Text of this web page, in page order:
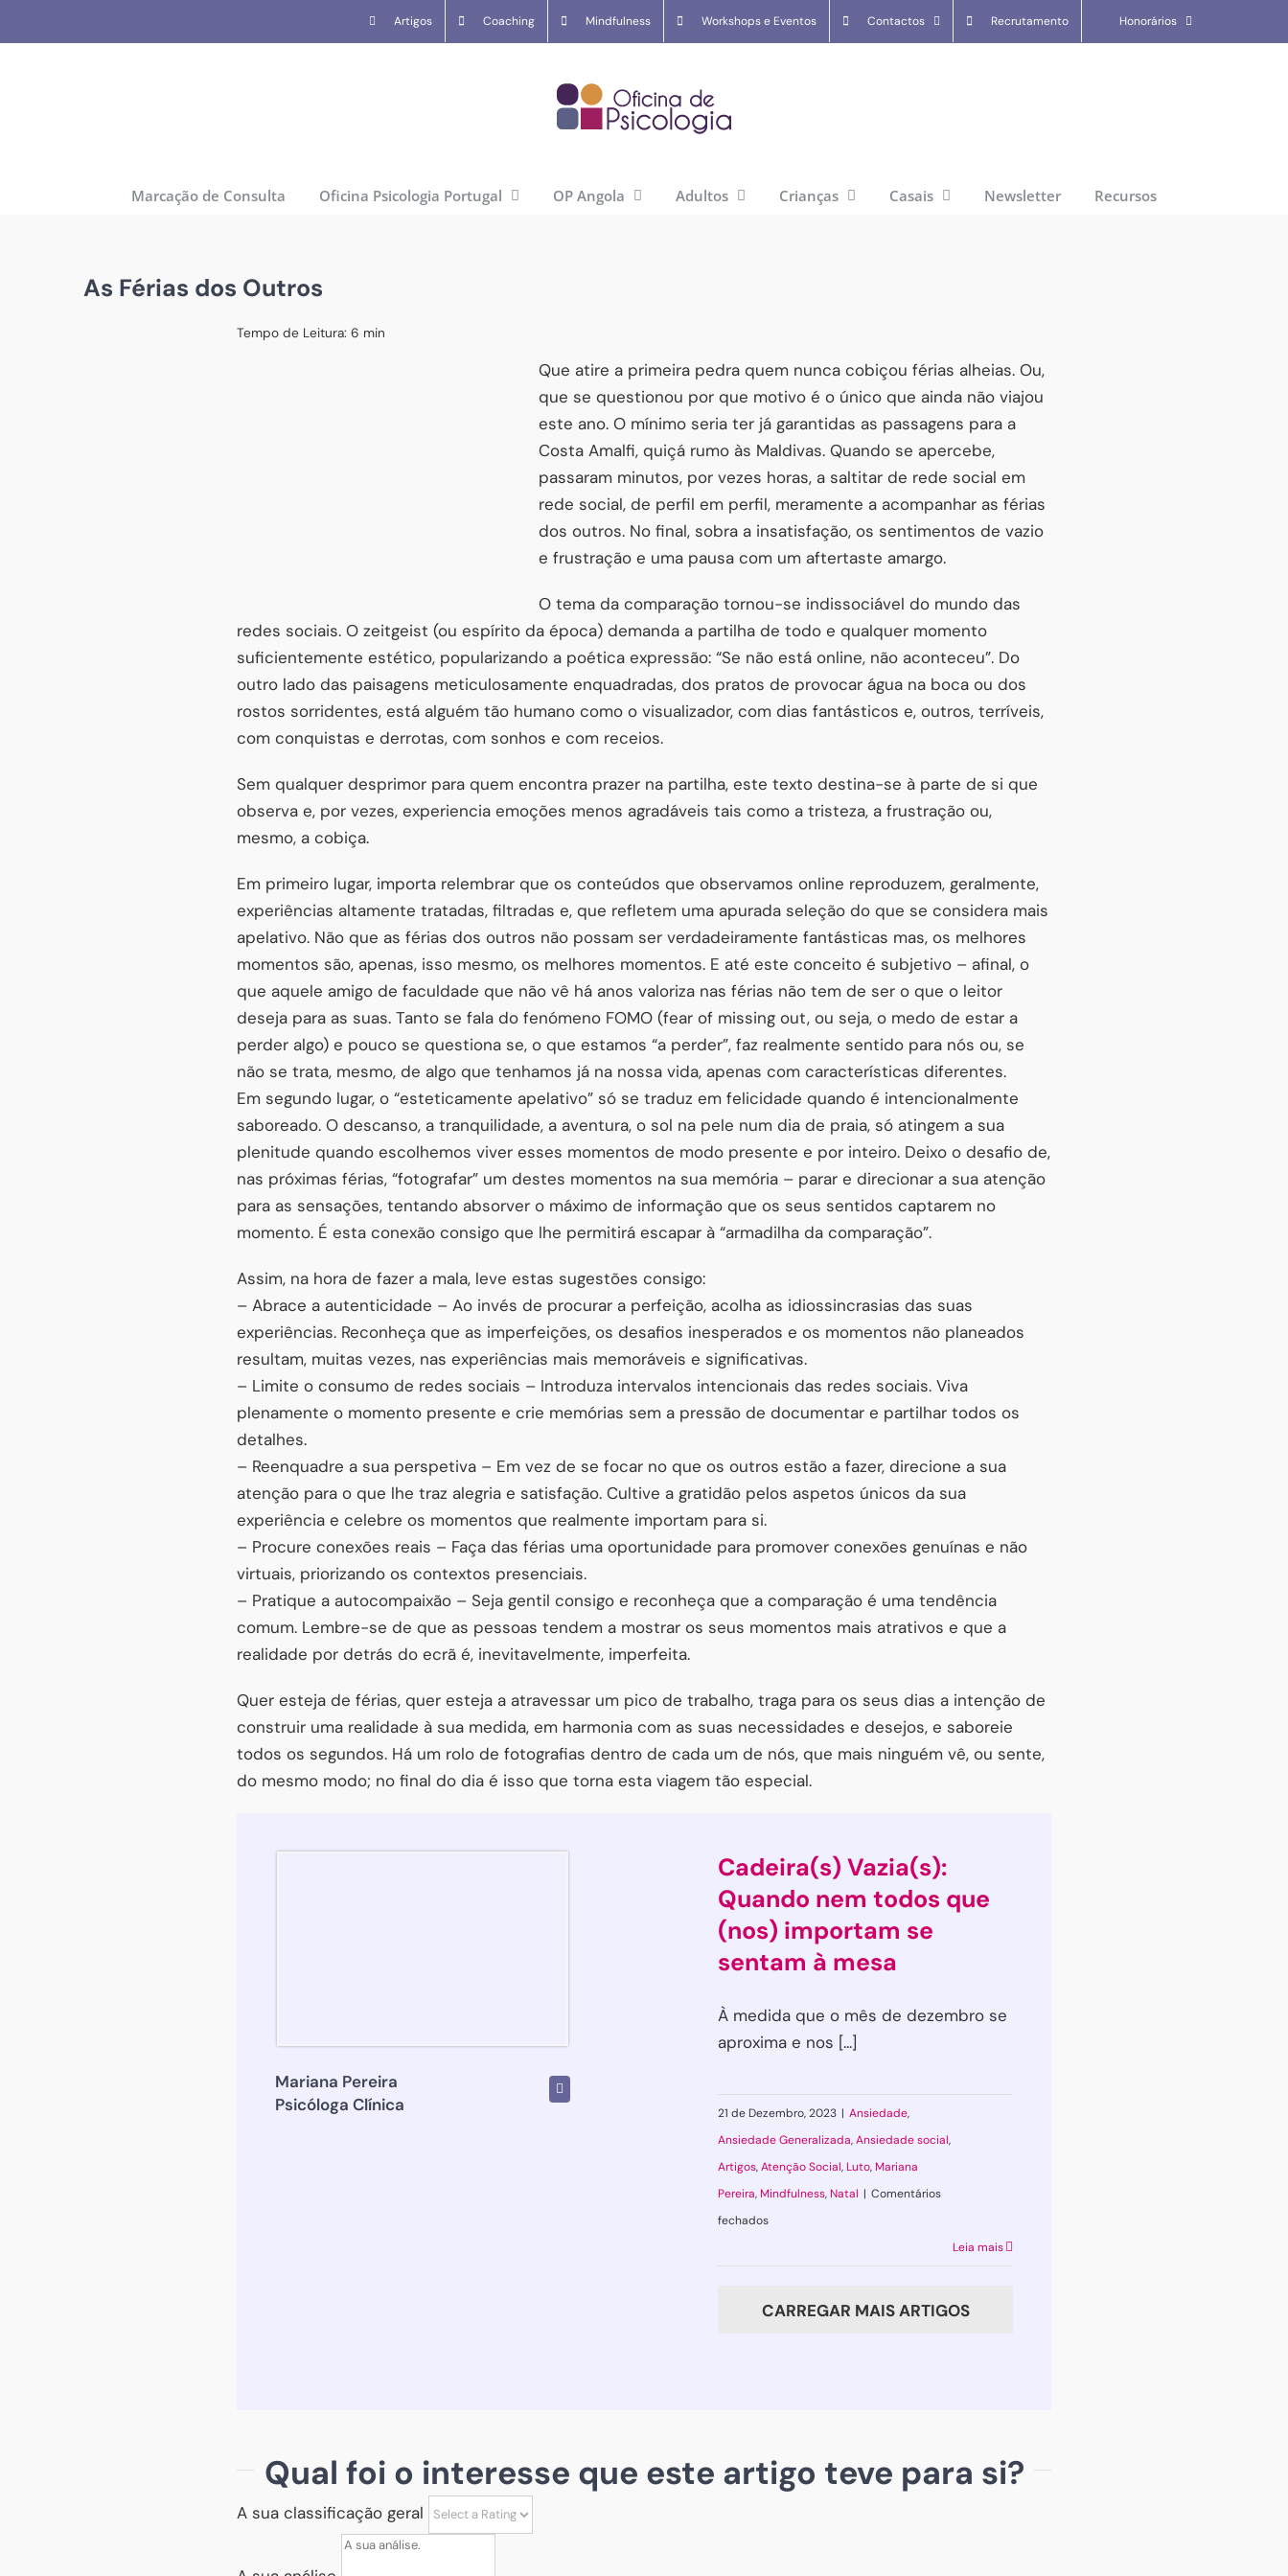
to
Artigos Coaching Mindfulness Workshops e Eventos Contactos Recrutamento Honorários
Marcação de Consulta Oficina Psicologia Portugal OP Angola Adultos Crianças Casais Newsletter Recursos
As Férias dos Outros
Tempo de Leitura: 6 min
Que atire a primeira pedra quem nunca cobiçou férias alheias. Ou,
que se questionou por que motivo é o único que ainda não viajou
este ano. O mínimo seria ter já garantidas as passagens para a
Costa Amalfi, quiçá rumo às Maldivas. Quando se apercebe,
passaram minutos, por vezes horas, a saltitar de rede social em
rede social, de perfil em perfil, meramente a acompanhar as férias
dos outros. No final, sobra a insatisfação, os sentimentos de vazio
e frustração e uma pausa com um aftertaste amargo.
O tema da comparação tornou-se indissociável do mundo das
redes sociais. O zeitgeist (ou espírito da época) demanda a partilha de todo e qualquer momento
suficientemente estético, popularizando a poética expressão: “Se não está online, não aconteceu”. Do
outro lado das paisagens meticulosamente enquadradas, dos pratos de provocar água na boca ou dos
rostos sorridentes, está alguém tão humano como o visualizador, com dias fantásticos e, outros, terríveis,
com conquistas e derrotas, com sonhos e com receios.
Sem qualquer desprimor para quem encontra prazer na partilha, este texto destina-se à parte de si que
observa e, por vezes, experiencia emoções menos agradáveis tais como a tristeza, a frustração ou,
mesmo, a cobiça.
Em primeiro lugar, importa relembrar que os conteúdos que observamos online reproduzem, geralmente,
experiências altamente tratadas, filtradas e, que refletem uma apurada seleção do que se considera mais
apelativo. Não que as férias dos outros não possam ser verdadeiramente fantásticas mas, os melhores
momentos são, apenas, isso mesmo, os melhores momentos. E até este conceito é subjetivo – afinal, o
que aquele amigo de faculdade que não vê há anos valoriza nas férias não tem de ser o que o leitor
deseja para as suas. Tanto se fala do fenómeno FOMO (fear of missing out, ou seja, o medo de estar a
perder algo) e pouco se questiona se, o que estamos “a perder”, faz realmente sentido para nós ou, se
não se trata, mesmo, de algo que tenhamos já na nossa vida, apenas com características diferentes.
Em segundo lugar, o “esteticamente apelativo” só se traduz em felicidade quando é intencionalmente
saboreado. O descanso, a tranquilidade, a aventura, o sol na pele num dia de praia, só atingem a sua
plenitude quando escolhemos viver esses momentos de modo presente e por inteiro. Deixo o desafio de,
nas próximas férias, “fotografar” um destes momentos na sua memória – parar e direcionar a sua atenção
para as sensações, tentando absorver o máximo de informação que os seus sentidos captarem no
momento. É esta conexão consigo que lhe permitirá escapar à “armadilha da comparação”.
Assim, na hora de fazer a mala, leve estas sugestões consigo:
– Abrace a autenticidade – Ao invés de procurar a perfeição, acolha as idiossincrasias das suas
experiências. Reconheça que as imperfeições, os desafios inesperados e os momentos não planeados
resultam, muitas vezes, nas experiências mais memoráveis e significativas.
– Limite o consumo de redes sociais – Introduza intervalos intencionais das redes sociais. Viva
plenamente o momento presente e crie memórias sem a pressão de documentar e partilhar todos os
detalhes.
– Reenquadre a sua perspetiva – Em vez de se focar no que os outros estão a fazer, direcione a sua
atenção para o que lhe traz alegria e satisfação. Cultive a gratidão pelos aspetos únicos da sua
experiência e celebre os momentos que realmente importam para si.
– Procure conexões reais – Faça das férias uma oportunidade para promover conexões genuínas e não
virtuais, priorizando os contextos presenciais.
– Pratique a autocompaixão – Seja gentil consigo e reconheça que a comparação é uma tendência
comum. Lembre-se de que as pessoas tendem a mostrar os seus momentos mais atrativos e que a
realidade por detrás do ecrã é, inevitavelmente, imperfeita.
Quer esteja de férias, quer esteja a atravessar um pico de trabalho, traga para os seus dias a intenção de
construir uma realidade à sua medida, em harmonia com as suas necessidades e desejos, e saboreie
todos os segundos. Há um rolo de fotografias dentro de cada um de nós, que mais ninguém vê, ou sente,
do mesmo modo; no final do dia é isso que torna esta viagem tão especial.
Mariana Pereira
Psicóloga Clínica
Cadeira(s) Vazia(s):
Quando nem todos que
(nos) importam se
sentam à mesa
À medida que o mês de dezembro se
aproxima e nos [...]
21 de Dezembro, 2023 | Ansiedade,
Ansiedade Generalizada,Ansiedade social,
Artigos,Atenção Social, Luto, Mariana
Pereira, Mindfulness, Natal | Comentários
fechadosem
se
sentam
Leia mais
CARREGAR MAIS ARTIGOS
Qual foi o interesse que este artigo teve para si?
A sua classificação geral